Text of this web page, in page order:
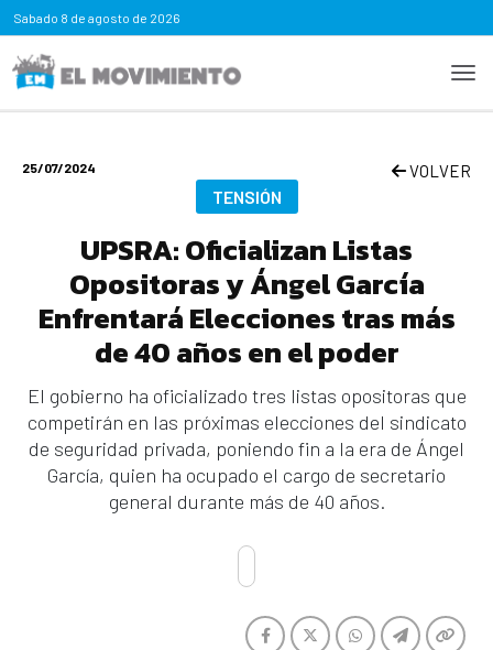
Sabado 8 de agosto de 2026
25/07/2024 VOLVER
TENSIÓN
UPSRA: Oficializan Listas
Opositoras y Ángel García
Enfrentará Elecciones tras más
de 40 años en el poder
El gobierno ha oficializado tres listas opositoras que
competirán en las próximas elecciones del sindicato
de seguridad privada, poniendo fin a la era de Ángel
García, quien ha ocupado el cargo de secretario
general durante más de 40 años.